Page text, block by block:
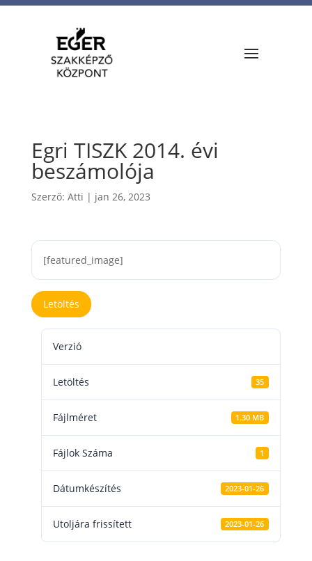
Egri TISZK 2014. évi
beszámolója
Szerző: Atti | jan 26, 2023
[featured_image]
Letöltés
Verzió
Letöltés 35
Fájlméret 1.30 MB
Fájlok Száma 1
Dátumkészítés 2023-01-26
Utoljára frissített 2023-01-26